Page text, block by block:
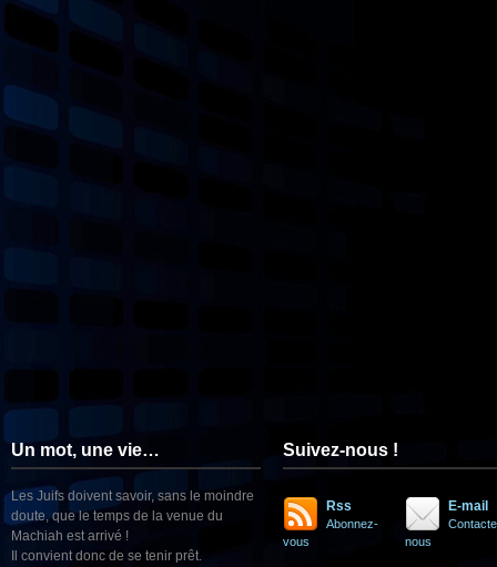
Un mot, une vie…
Les Juifs doivent savoir, sans le moindre
doute, que le temps de la venue du
Machiah est arrivé !
Il convient donc de se tenir prêt.
Suivez-nous !
Rss
Abonnez-
vous
E-mail
nous